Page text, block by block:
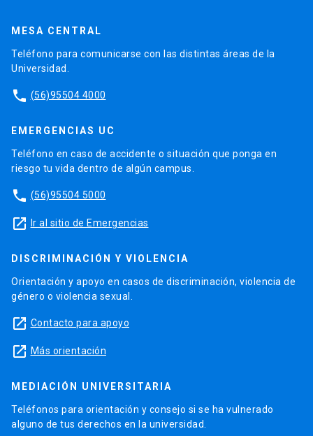
MESA CENTRAL
Teléfono para comunicarse con las distintas áreas de la
Universidad.
phone (56)95504 4000
EMERGENCIAS UC
Teléfono en caso de accidente o situación que ponga en
riesgo tu vida dentro de algún campus.
phone (56)95504 5000
launch Ir al sitio de Emergencias
DISCRIMINACIÓN Y VIOLENCIA
Orientación y apoyo en casos de discriminación, violencia de
género o violencia sexual.
launch Contacto para apoyo
launch Más orientación
MEDIACIÓN UNIVERSITARIA
Teléfonos para orientación y consejo si se ha vulnerado
alguno de tus derechos en la universidad.